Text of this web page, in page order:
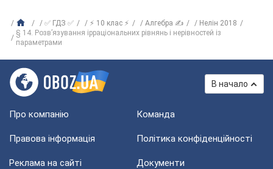
✅ ГДЗ ✅ ⚡ 10 клас ⚡ Алгебра ✍
Нелін 2018
§ 14. Розв’язування ірраціональних рівнянь і нерівностей із
параметрами
В начало
Про компанію Команда
Правова інформація Політика конфіденційності
Реклама на сайті Документи